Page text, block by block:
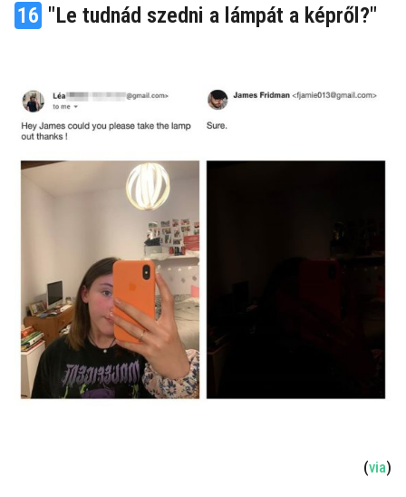
16 "Le tudnád szedni a lámpát a képről?"
(via)